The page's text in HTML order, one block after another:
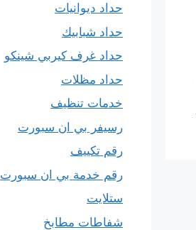
حداد ديوانيات
حداد شبابيك
حداد غرف كيربي شينكو
حداد مظلات
خدمات تنظيف
رسيفر بي ان سبورت
رقم تكييف
رقم خدمة بي ان سبورت
ستلايت
شفاطات مطابخ